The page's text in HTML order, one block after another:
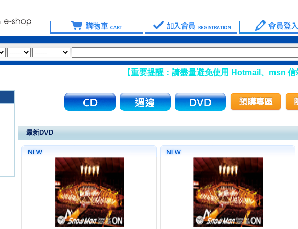
【重要提醒：請盡量避免使用 Hotmail、msn 信箱註冊
最新DVD